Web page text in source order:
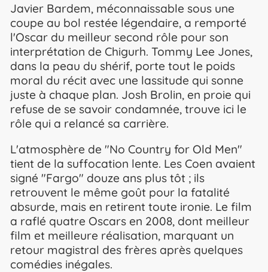
Javier Bardem, méconnaissable sous une
coupe au bol restée légendaire, a remporté
l'Oscar du meilleur second rôle pour son
interprétation de Chigurh. Tommy Lee Jones,
dans la peau du shérif, porte tout le poids
moral du récit avec une lassitude qui sonne
juste à chaque plan. Josh Brolin, en proie qui
refuse de se savoir condamnée, trouve ici le
rôle qui a relancé sa carrière.
L'atmosphère de "No Country for Old Men"
tient de la suffocation lente. Les Coen avaient
signé "Fargo" douze ans plus tôt ; ils
retrouvent le même goût pour la fatalité
absurde, mais en retirent toute ironie. Le film
a raflé quatre Oscars en 2008, dont meilleur
film et meilleure réalisation, marquant un
retour magistral des frères après quelques
comédies inégales.